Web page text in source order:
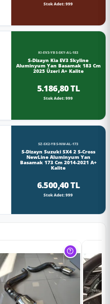
Stok Adet: 999
KI-EV3-YBS-SKY-AL-183
S-Dizayn Kia EV3 Skyline
Aluminyum Yan Basamak 183 Cm
2025 Üzeri A+ Kalite
5.186,80 TL
Stok Adet: 999
SZ-SX2-YBS-NW-AL-173
S-Dizayn Suzuki SX4 2 S-Cross
NewLine Aluminyum Yan
Basamak 173 Cm 2014-2021 A+
Kalite
6.500,40 TL
Stok Adet: 999